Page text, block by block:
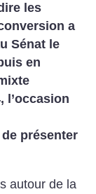
les
a
Sénat le
en
l’occasion
présenter
autour de la